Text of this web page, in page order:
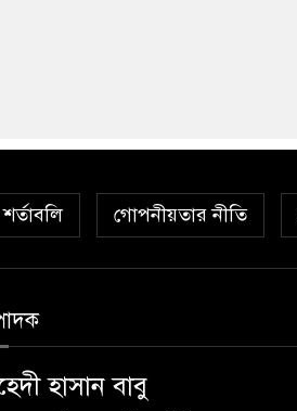
গোপনীয়তার নীতি
হাসান বাবু